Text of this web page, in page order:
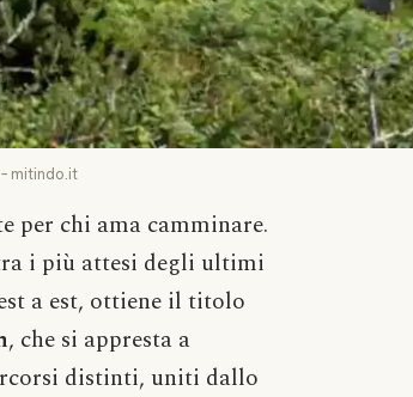
mitindo.it
per chi ama camminare.
i più attesi degli ultimi
a est, ottiene il titolo
, che si appresta a
distinti, uniti dallo